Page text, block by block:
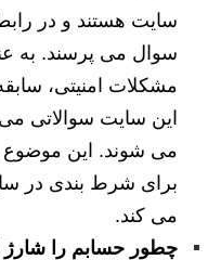
سایت هستند و در
سوال می پرسند. به
مشکلات امنیتی،
این سایت سوالاتی
می شوند. این موضوع
برای شرط بندی در
می کند.
چطور حسابم را شارژ